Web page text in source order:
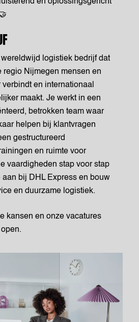
logistiek bedrijf dat
regio Nijmegen mensen en
en internationaal
maakt. Je werkt in een
betrokken team waar
helpen bij klantvragen
gestructureerd
en ruimte voor
vaardigheden stap voor stap
bij DHL Express en bouw
en duurzame logistiek.
kansen en onze vacatures